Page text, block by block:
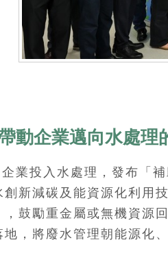
動企業邁向水處理
業投入水處理，發布「
創新減碳及能資源化利用
，鼓勵重金屬或無機資源
，將廢水管理朝能源化